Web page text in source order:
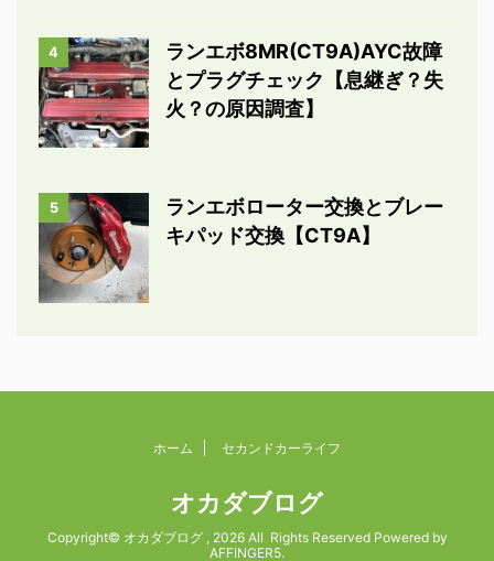
4
ランエボ8MR(CT9A)AYC故障
とプラグチェック【息継ぎ？失
火？の原因調査】
5
ランエボローター交換とブレー
キパッド交換【CT9A】
ホーム セカンドカーライフ
オカダブログ
Copyright© オカダブログ , 2026 All Rights Reserved Powered by
AFFINGER5.